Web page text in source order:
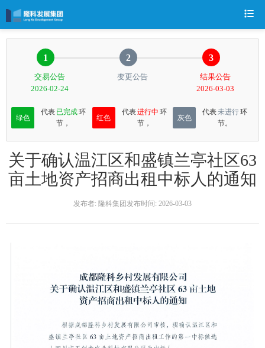
1
交易公告
2026-02-24
2
变更公告
3
结果公告
2026-03-03
绿色
代表 已完成环
节，
红色
代表进行中 环
节，
灰色
代表未进行环
节。
关于确认温江区和盛镇兰亭社区63
亩土地资产招商出租中标人的通知
发布者: 隆科集团发布时间: 2026-03-03